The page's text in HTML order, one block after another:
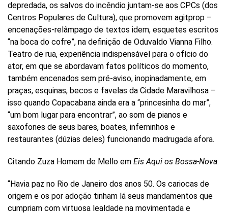
depredada, os salvos do incêndio juntam-se aos CPCs (dos
Centros Populares de Cultura), que promovem agitprop –
encenações-relâmpago de textos idem, esquetes escritos
“na boca do cofre”, na definição de Oduvaldo Vianna Filho.
Teatro de rua, experiência indispensável para o ofício do
ator, em que se abordavam fatos políticos do momento,
também encenados sem pré-aviso, inopinadamente, em
praças, esquinas, becos e favelas da Cidade Maravilhosa –
isso quando Copacabana ainda era a “princesinha do mar”,
“um bom lugar para encontrar”, ao som de pianos e
saxofones de seus bares, boates, inferninhos e
restaurantes (dúzias deles) funcionando madrugada afora.
Citando Zuza Homem de Mello em Eis Aqui os Bossa-Nova:
“Havia paz no Rio de Janeiro dos anos 50. Os cariocas de
origem e os por adoção tinham lá seus mandamentos que
cumpriam com virtuosa lealdade na movimentada e